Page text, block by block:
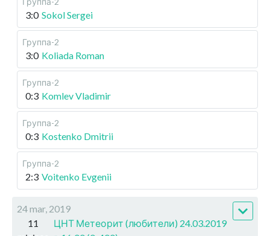
3:0 Sokol Sergei
Группа-2
3:0 Koliada Roman
Группа-2
0:3 Komlev Vladimir
Группа-2
0:3 Kostenko Dmitrii
Группа-2
2:3 Voitenko Evgenii
24 mar, 2019
11
ЦНТ Метеорит (любители) 24.03.2019